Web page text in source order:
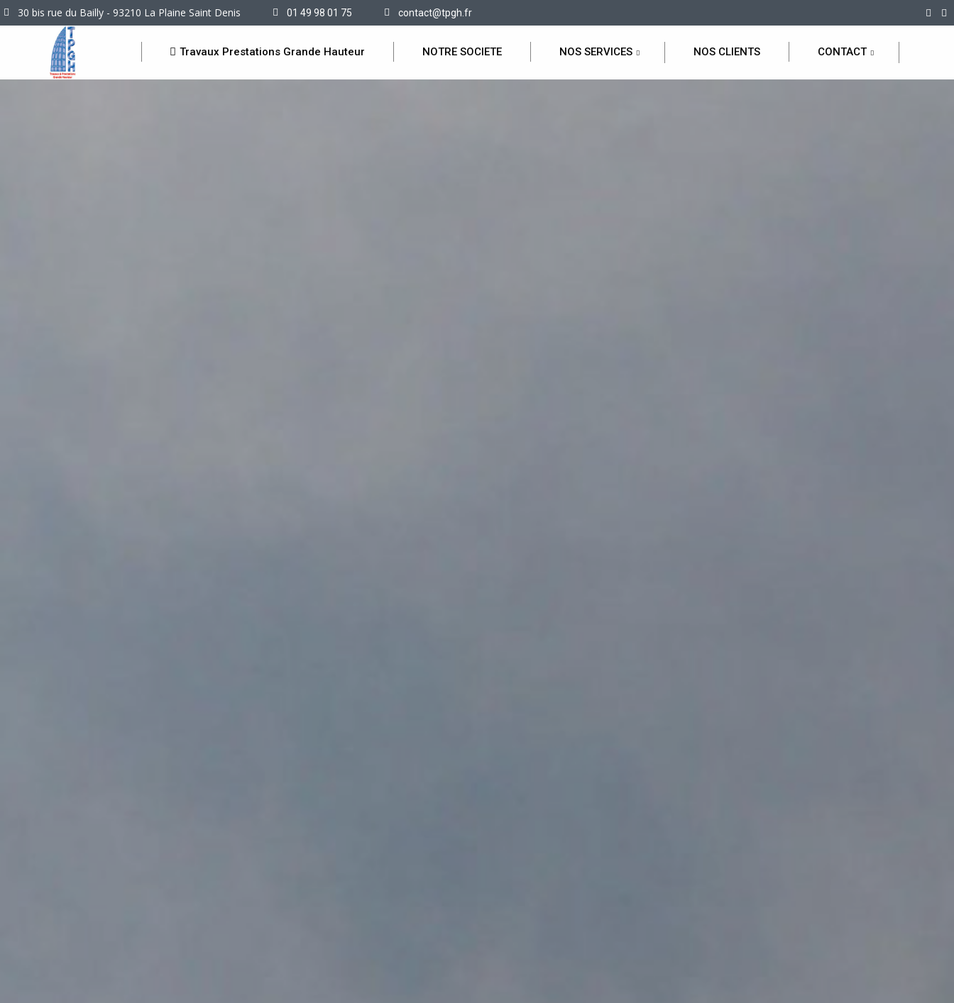
30 bis rue du Bailly - 93210 La Plaine Saint Denis 01 49 98 01 75 contact@tpgh.fr
Travaux Prestations Grande Hauteur NOTRE SOCIETE NOS SERVICES NOS CLIENTS CONTACT